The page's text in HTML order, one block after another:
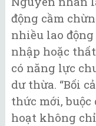
động cầm
nhiều lao
nhập hoặc
có năng lực
dư thừa. “Bối
thức mới,
hoạt không